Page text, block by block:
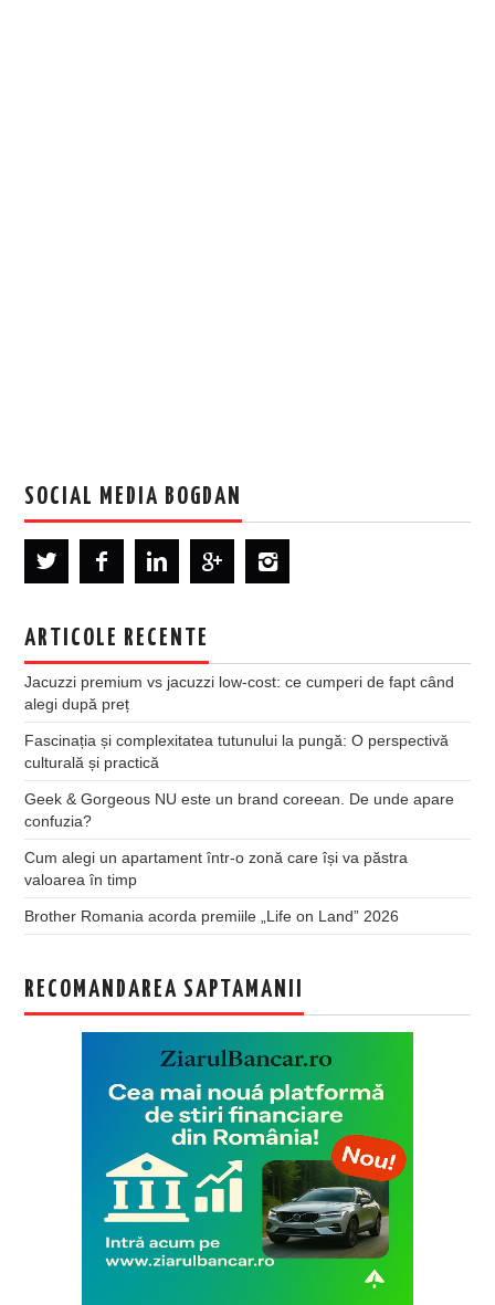
SOCIAL MEDIA BOGDAN
ARTICOLE RECENTE
Jacuzzi premium vs jacuzzi low-cost: ce cumperi de fapt când
alegi după preț
Fascinația și complexitatea tutunului la pungă: O perspectivă
culturală și practică
Geek & Gorgeous NU este un brand coreean. De unde apare
confuzia?
Cum alegi un apartament într-o zonă care își va păstra
valoarea în timp
Brother Romania acorda premiile „Life on Land” 2026
RECOMANDAREA SAPTAMANII